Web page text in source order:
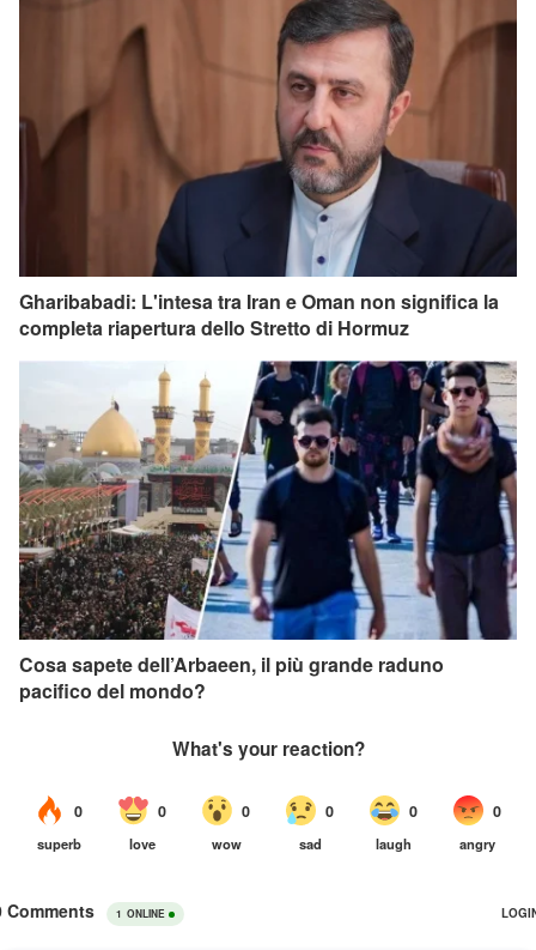
Gharibabadi: L'intesa tra Iran e Oman non significa la
completa riapertura dello Stretto di Hormuz
Cosa sapete dell’Arbaeen, il più grande raduno
pacifico del mondo?